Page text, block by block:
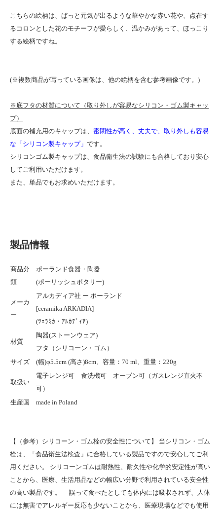
こちらの絵柄は、ぱっと元気が出るような華やかな赤い花や、点在す
るコロンとした花のモチーフが愛らしく、温かみがあって、ほっこり
する絵柄ですね。
(※複数商品が写っている画像は、他の絵柄を含む参考画像です。)
※底フタの材質について（取り外しが容易なシリコン・ゴム製キャッ
プ）
底面の補充用のキャップは、 密閉性が高く、丈夫で、取り外しも容易
な「シリコン製キャップ」 です。
シリコンゴム製キャップは、食品衛生法の試験にも合格しており安心
してご利用いただけます。
また、単品でもお求めいただけます。
製品情報
商品分
類
ポーランド食器・陶器
(ポーリッシュポタリー)
メーカ
ー
アルカディア社 ー ポーランド
[ceramika ARKADIA]
(ﾂｪﾗﾐｶ・ｱﾙｶﾃﾞｨｱ)
材質
陶器(ストーンウェア)
フタ（シリコーン・ゴム）
サイズ
(幅)φ5.5cm (高さ)8cm、容量：70 ml、重量：220g
取扱い
電子レンジ可 食洗機可 オーブン可（ガスレンジ直火不
可）
生産国
made in Poland
【（参考）シリコーン・ゴム栓の安全性について】 当シリコン・ゴム
栓は、「食品衛生法検査」に合格している製品ですので安心してご利
用ください。 シリコーンゴムは耐熱性、耐久性や化学的安定性が高い
ことから、医療、生活用品などの幅広い分野で利用されている安全性
の高い製品です。 誤って食べたとしても体内には吸収されず、人体
には無害でアレルギー反応も少ないことから、医療現場などでも使用